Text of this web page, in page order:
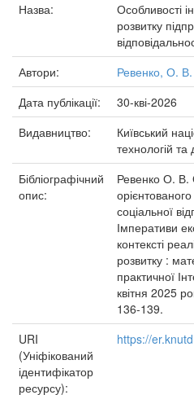
Назва:
Особливості
розвитку
Автори:
Ревенко, О. В.
Дата публікації:
30-кві-2026
Видавництво:
Київський
технологій та
Бібліографічний
опис:
Ревенко О. В.
соціальної
Імперативи
контексті
розвитку :
практичної
квітня 2025
136-139.
URI
(Уніфікований
ідентифікатор
ресурсу):
https://